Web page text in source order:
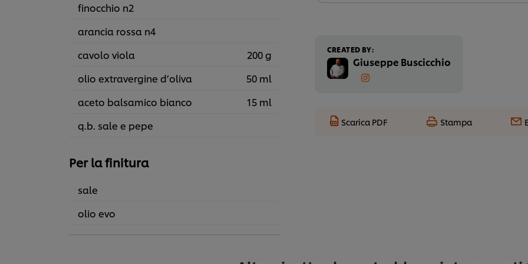
finocchio n2
arancia rossa n4
cavolo viola
200 g
olio extravergine d’oliva
50 ml
aceto balsamico bianco
15 ml
q.b. sale e pepe
Per la finitura
sale
olio evo
CREATED BY:
Giuseppe Buscicchio
Scarica PDF Stampa